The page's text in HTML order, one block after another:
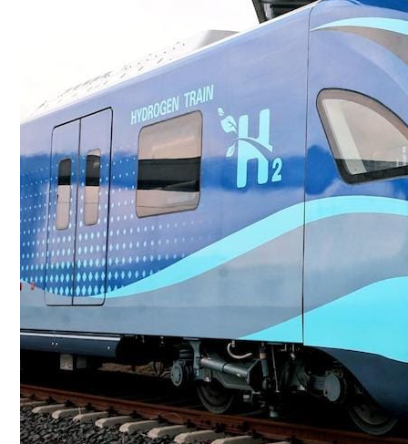
Conoce cual es el mejor calentador solar de
México